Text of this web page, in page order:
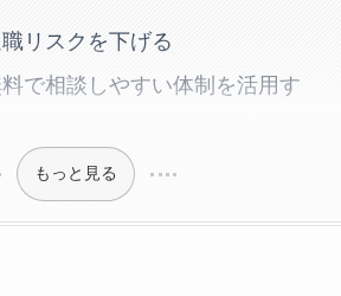
リスクを下げる
で相談しやすい体制を活用す
もっと見る